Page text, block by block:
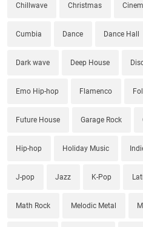
Chillwave Christmas
Cumbia Dance Dance Hall
Dark wave Deep House
Emo Hip-hop Flamenco
Future House Garage Rock
Hip-hop Holiday Music
J-pop Jazz K-Pop
Math Rock Melodic Metal